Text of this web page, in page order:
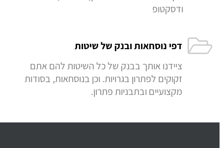
ודסקטופ
דפי נוסחאות ובנק של שיטות
ציידנו אותך בבנק של כל השיטות להם אתם
זקוקים לפתרון בגרויות. וכן בנוסחאות, בסודות
מקצועיים ובתבניות פתרון.